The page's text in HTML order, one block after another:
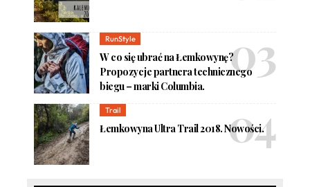
RunStyle
W co się ubrać na Łemkowynę?
Propozycje partnera technicznego
biegu – marki Columbia.
Trail
Łemkowyna Ultra Trail 2018. Nowości.